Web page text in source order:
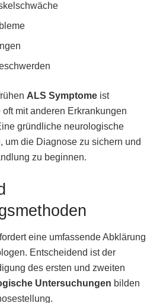
ALS Symptome ist
mit anderen Erkrankungen
gründliche neurologische
um die Diagnose zu sichern und
zu beginnen.
eine umfassende Abklärung
Entscheidend ist der
des ersten und zweiten
Untersuchungen bilden